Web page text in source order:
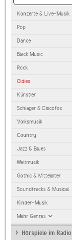
Konzerte & Live-Musik
Pop
Dance
Black Music
Rock
Oldies
Künstler
Schlager & Discofox
Volksmusik
Country
Jazz & Blues
Weltmusik
Gothic & Mittelalter
Soundtracks & Musical
Kinder-Musik
Mehr Genres
Hörspiele im Radio